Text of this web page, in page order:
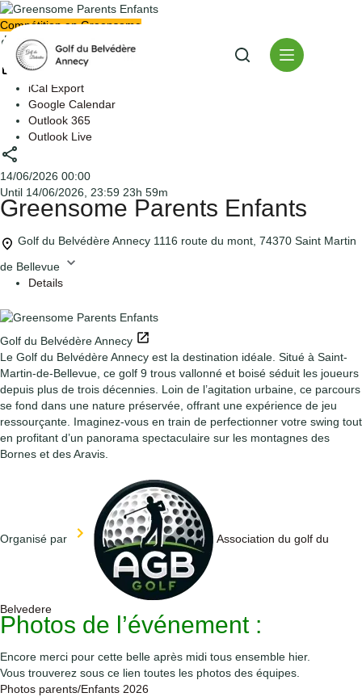
Passer
au
contenu
Compétition en Greensome
print
iCal Export
Google Calendar
Outlook 365
Outlook Live
share
14/06/2026 00:00
Until 14/06/2026, 23:59 23h 59m
Greensome Parents Enfants
Golf du Belvédère Annecy 1116 route du mont, 74370 Saint Martin
de Bellevue
Details
Golf du Belvédère Annecy
Le Golf du Belvédère Annecy est la destination idéale. Situé à Saint-
Martin-de-Bellevue, ce golf 9 trous vallonné et boisé séduit les joueurs
depuis plus de trois décennies. Loin de l’agitation urbaine, ce parcours
se fond dans une nature préservée, offrant une expérience de jeu
ressourçante. Imaginez-vous en train de perfectionner votre swing tout
en profitant d’un panorama spectaculaire sur les montagnes des
Bornes et des Aravis.
Organisé par Association du golf du
Belvedere
Photos de l’événement :
Encore merci pour cette belle après midi tous ensemble hier.
Vous trouverez sous ce lien toutes les photos des équipes.
Photos parents/Enfants 2026